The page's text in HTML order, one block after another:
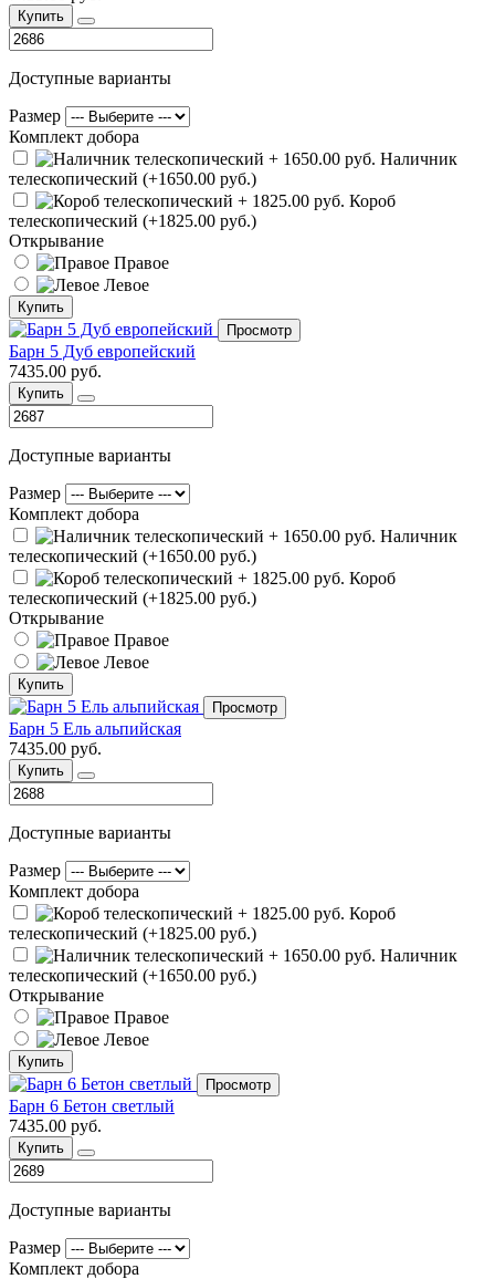
Купить
Доступные варианты
Размер
Комплект добора
Наличник
телескопический (+1650.00 руб.)
Короб
телескопический (+1825.00 руб.)
Открывание
Правое
Левое
Купить
Просмотр
Барн 5 Дуб европейский
7435.00 руб.
Купить
Доступные варианты
Размер
Комплект добора
Наличник
телескопический (+1650.00 руб.)
Короб
телескопический (+1825.00 руб.)
Открывание
Правое
Левое
Купить
Просмотр
Барн 5 Ель альпийская
7435.00 руб.
Купить
Доступные варианты
Размер
Комплект добора
Короб
телескопический (+1825.00 руб.)
Наличник
телескопический (+1650.00 руб.)
Открывание
Правое
Левое
Купить
Просмотр
Барн 6 Бетон светлый
7435.00 руб.
Купить
Доступные варианты
Размер
Комплект добора